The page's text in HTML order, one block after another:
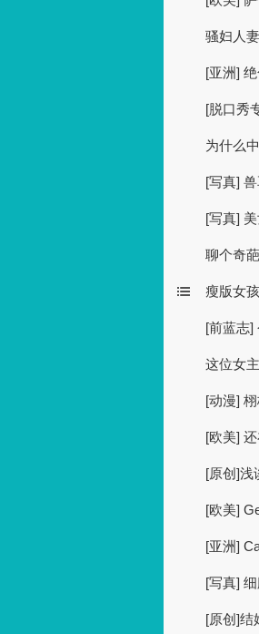
骚妇人
[亚洲]
[脱口秀
为什么
[写真]
[写真]
聊个奇
瘦版女
[前蓝志]
这位女
[动漫]
[欧美]
[原创]浅
[欧美]
[亚洲]
[写真]
[原创]结